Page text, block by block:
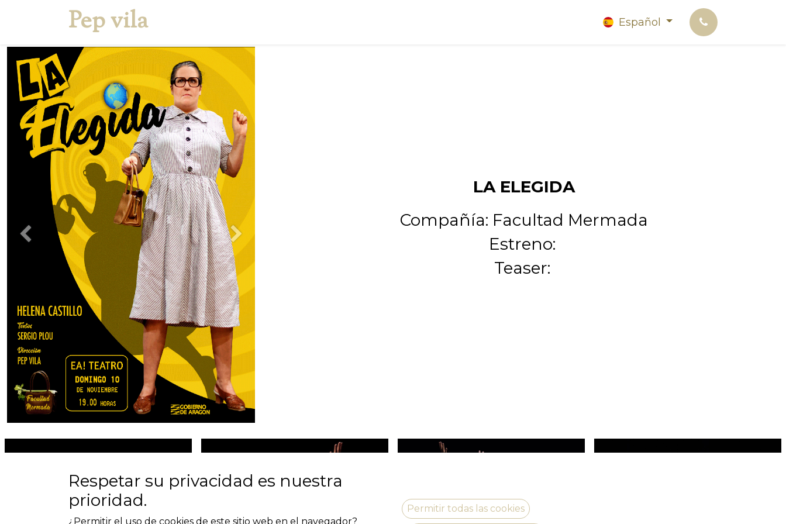
Pep vila Español
Anterior Siguiente
LA ELEGIDA
Compañía: Facultad Mermada
Estreno:
Teaser:
Respetar su privacidad es nuestra
prioridad.
¿Permitir el uso de cookies de este sitio web en el navegador?
Permitir todas las cookies